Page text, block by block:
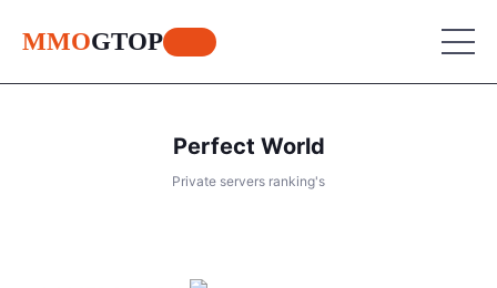
MMOGTOP
Perfect World
Private servers ranking's